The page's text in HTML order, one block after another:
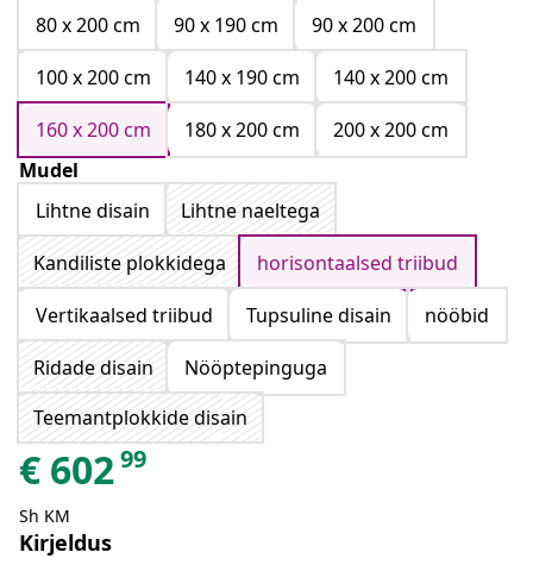
80 x 200 cm
90 x 190 cm
90 x 200 cm
100 x 200 cm
140 x 190 cm
140 x 200 cm
160 x 200 cm
180 x 200 cm
200 x 200 cm
Mudel
Lihtne disain
Lihtne naeltega
Kandiliste plokkidega
horisontaalsed triibud
Vertikaalsed triibud
Tupsuline disain
nööbid
Ridade disain
Nööptepinguga
Teemantplokkide disain
€ 60299
Sh KM
Kirjeldus